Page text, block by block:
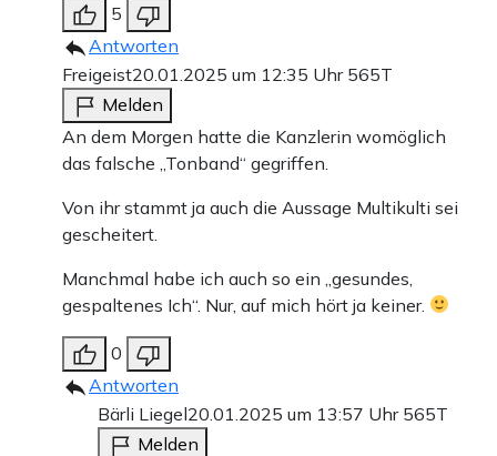
5
Antworten
Freigeist20.01.2025 um 12:35 Uhr 565T
Melden
An dem Morgen hatte die Kanzlerin womöglich
das falsche „Tonband“ gegriffen.
Von ihr stammt ja auch die Aussage Multikulti sei
gescheitert.
Manchmal habe ich auch so ein „gesundes,
gespaltenes Ich“. Nur, auf mich hört ja keiner.
0
Antworten
Bärli Liegel20.01.2025 um 13:57 Uhr 565T
Melden